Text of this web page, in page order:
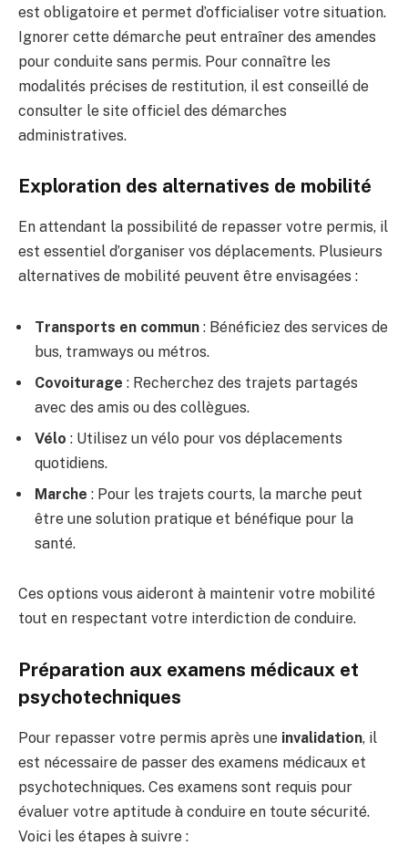
est obligatoire et permet d’officialiser votre situation.
Ignorer cette démarche peut entraîner des amendes
pour conduite sans permis. Pour connaître les
modalités précises de restitution, il est conseillé de
consulter le site officiel des démarches
administratives.
Exploration des alternatives de mobilité
En attendant la possibilité de repasser votre permis, il
est essentiel d’organiser vos déplacements. Plusieurs
alternatives de mobilité peuvent être envisagées :
Transports en commun : Bénéficiez des services de
bus, tramways ou métros.
Covoiturage : Recherchez des trajets partagés
avec des amis ou des collègues.
Vélo : Utilisez un vélo pour vos déplacements
quotidiens.
Marche : Pour les trajets courts, la marche peut
être une solution pratique et bénéfique pour la
santé.
Ces options vous aideront à maintenir votre mobilité
tout en respectant votre interdiction de conduire.
Préparation aux examens médicaux et
psychotechniques
Pour repasser votre permis après une invalidation, il
est nécessaire de passer des examens médicaux et
psychotechniques. Ces examens sont requis pour
évaluer votre aptitude à conduire en toute sécurité.
Voici les étapes à suivre :